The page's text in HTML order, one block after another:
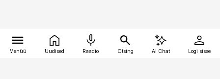
Menüü Uudised Raadio Otsing AI Chat Logi sisse